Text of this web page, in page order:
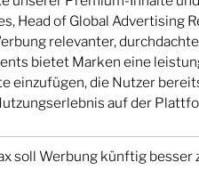
Head of Global Advertising
relevanter,
bietet Marken eine
einzufügen, die Nutzer
auf der
soll Werbung künftig besser